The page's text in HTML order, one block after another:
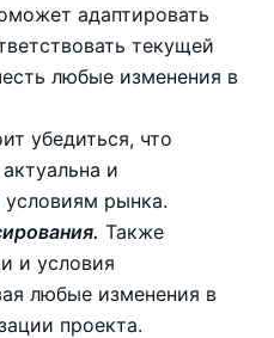
адаптировать
текущей
любые изменения в
убедиться, что
и
рынка.
Также
и условия
любые изменения в
проекта.